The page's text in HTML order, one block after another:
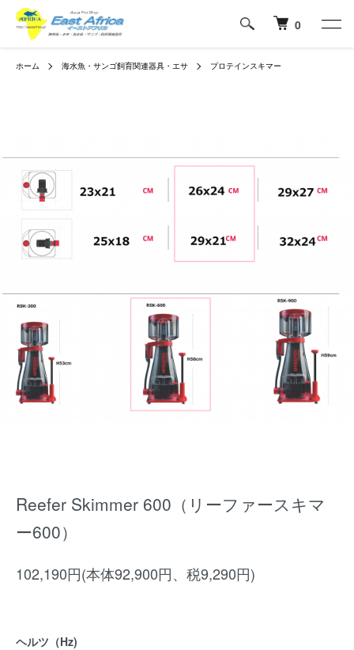
0
ホーム 海水魚・サンゴ飼育関連器具・エサ プロテインスキマー
Reefer Skimmer 600（リーファースキマ
ー600）
102,190円(本体92,900円、税9,290円)
ヘルツ（Hz)